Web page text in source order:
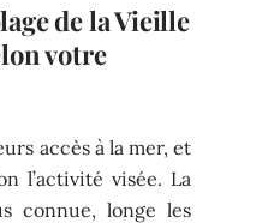
de la Vieille
votre
accès à la mer, et
l’activité visée. La
connue, longe les